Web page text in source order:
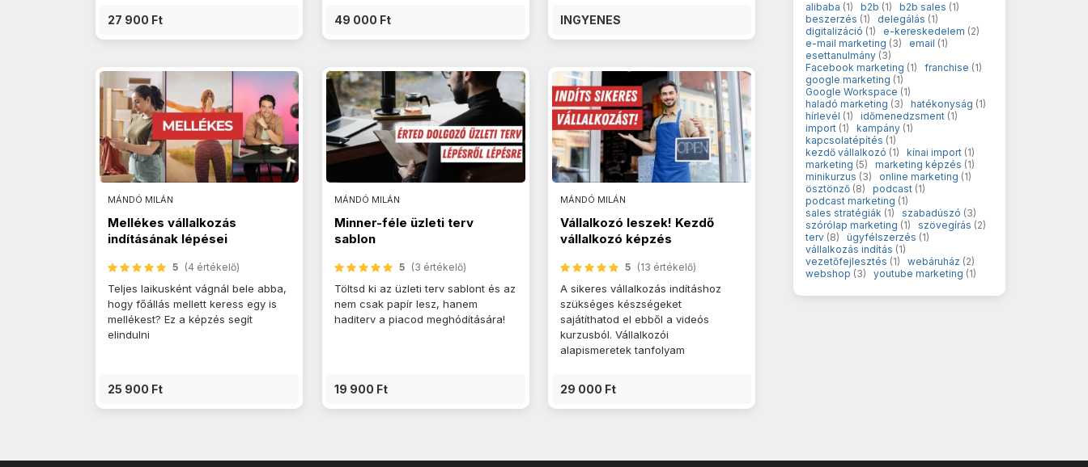
alibaba (1) b2b (1) b2b sales (1)
beszerzés (1) delegálás (1)
digitalizáció (1) e-kereskedelem (2)
e-mail marketing (3) email (1)
esettanulmány (3)
Facebook marketing (1) franchise (1)
google marketing (1)
Google Workspace (1)
haladó marketing (3) hatékonyság (1)
hírlevél (1) időmenedzsment (1)
import (1) kampány (1)
kapcsolatépítés (1)
kezdő vállalkozó (1) kínai import (1)
marketing (5) marketing képzés (1)
minikurzus (3) online marketing (1)
ösztönző (8) podcast (1)
podcast marketing (1)
sales stratégiák (1) szabadúszó (3)
szórólap marketing (1) szövegírás (2)
terv (8) ügyfélszerzés (1)
vállalkozás indítás (1)
vezetőfejlesztés (1) webáruház (2)
webshop (3) youtube marketing (1)
27 900 Ft 49 000 Ft INGYENES
MÁNDÓ MILÁN
Mellékes vállalkozás
indításának lépései
5 (4 értékelő)
Teljes laikusként vágnál bele abba,
hogy főállás mellett keress egy is
mellékest? Ez a képzés segít
elindulni
25 900 Ft
MÁNDÓ MILÁN
Minner-féle üzleti terv
sablon
5 (3 értékelő)
Töltsd ki az üzleti terv sablont és az
nem csak papír lesz, hanem
haditerv a piacod meghódítására!
19 900 Ft
MÁNDÓ MILÁN
Vállalkozó leszek! Kezdő
vállalkozó képzés
5 (13 értékelő)
A sikeres vállalkozás indításhoz
szükséges készségeket
sajátíthatod el ebből a videós
kurzusból. Vállalkozói
alapismeretek tanfolyam
29 000 Ft